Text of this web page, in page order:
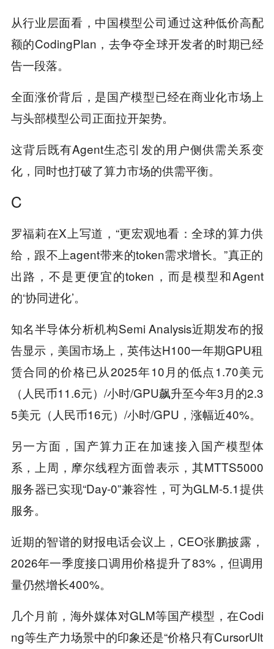
从行业层面看，中国模型公司通过这种低价高配
额的CodingPlan，去争夺全球开发者的时期已经
告一段落。
全面涨价背后，是国产模型已经在商业化市场上
与头部模型公司正面拉开架势。
这背后既有Agent生态引发的用户侧供需关系变
化，同时也打破了算力市场的供需平衡。
C
罗福莉在X上写道，“更宏观地看：全球的算力供
给，跟不上agent带来的token需求增长。”真正的
出路，不是更便宜的token，而是模型和Agent
的‘协同进化’。
知名半导体分析机构Semi Analysis近期发布的报
告显示，美国市场上，英伟达H100一年期GPU租
赁合同的价格已从2025年10月的低点1.70美元
（人民币11.6元）/小时/GPU飙升至今年3月的2.3
5美元（人民币16元）/小时/GPU，涨幅近40%。
另一方面，国产算力正在加速接入国产模型体
系，上周，摩尔线程方面曾表示，其MTTS5000
服务器已实现“Day-0”兼容性，可为GLM-5.1提供
服务。
近期的智谱的财报电话会议上，CEO张鹏披露，
2026年一季度接口调用价格提升了83%，但调用
量仍然增长400%。
几个月前，海外媒体对GLM等国产模型，在Codi
ng等生产力场景中的印象还是“价格只有CursorUlt